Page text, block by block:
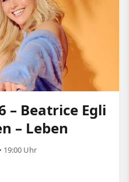
– Beatrice Egli
– Leben
19:00 Uhr